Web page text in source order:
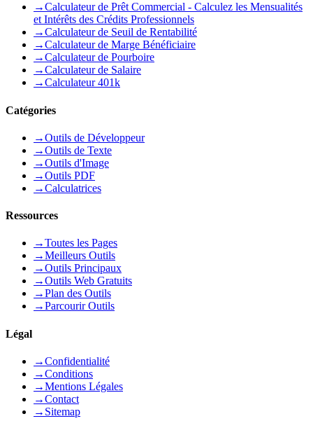
→Calculateur de Prêt Commercial - Calculez les Mensualités
et Intérêts des Crédits Professionnels
→Calculateur de Seuil de Rentabilité
→Calculateur de Marge Bénéficiaire
→Calculateur de Pourboire
→Calculateur de Salaire
→Calculateur 401k
Catégories
→Outils de Développeur
→Outils de Texte
→Outils d'Image
→Outils PDF
→Calculatrices
Ressources
→Toutes les Pages
→Meilleurs Outils
→Outils Principaux
→Outils Web Gratuits
→Plan des Outils
→Parcourir Outils
Légal
→Confidentialité
→Conditions
→Mentions Légales
→Contact
→ Sitemap